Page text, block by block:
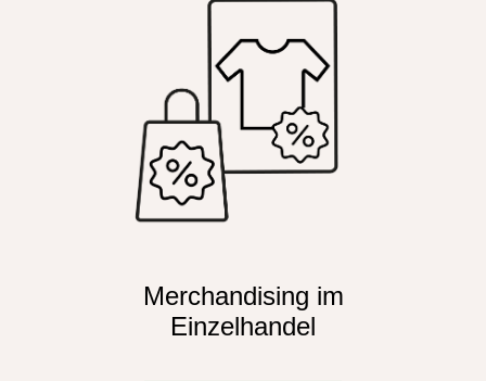
Merchandising im
Einzelhandel